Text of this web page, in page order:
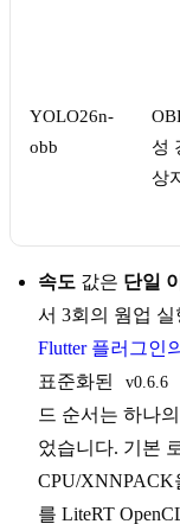
YOLO26n-
obb
성
상
속도 값은 단일
서 3회의 웜업
Flutter 플러그인의
표준화된
v0.6.6
드 순서는 하나
었습니다. 기본
CPU/XNNPACK
를 LiteRT